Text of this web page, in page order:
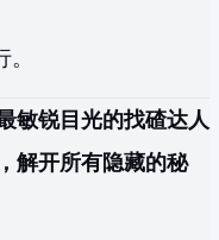
敏锐目光的找碴达人
解开所有隐藏的秘